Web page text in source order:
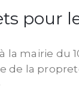
pour
la mairie du
de la